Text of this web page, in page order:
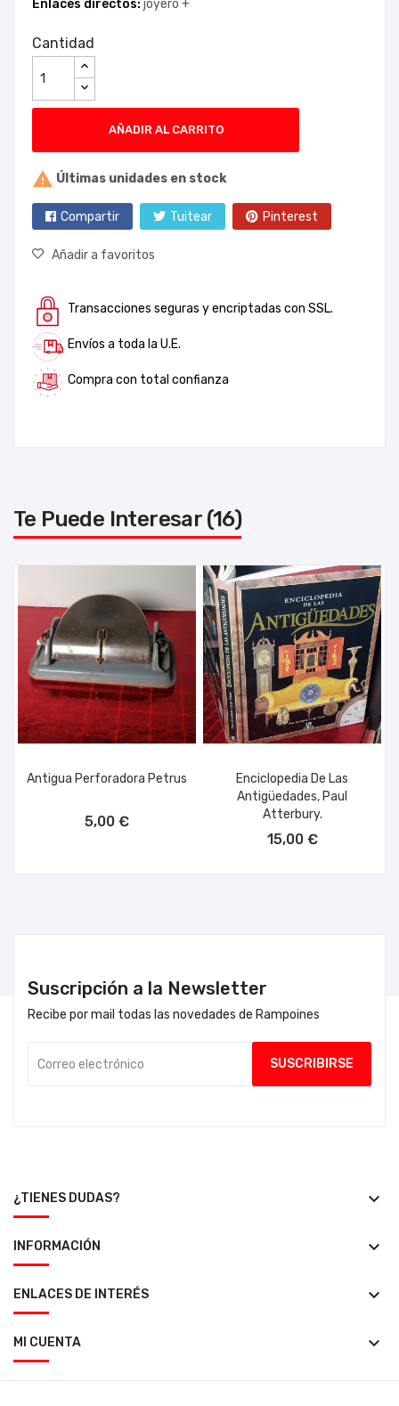
Enlaces directos: joyero +
Cantidad
AÑADIR AL CARRITO
 Últimas unidades en stock
Compartir Tuitear Pinterest
Añadir a favoritos
Transacciones seguras y encriptadas con SSL.
Envíos a toda la U.E.
Compra con total confianza
Te Puede Interesar (16)
Antigua Perforadora Petrus
5,00 €
Enciclopedia De Las
Antigüedades, Paul
Atterbury.
15,00 €
Suscripción a la Newsletter
Recibe por mail todas las novedades de Rampoines
¿TIENES DUDAS? keyboard_arrow_down
INFORMACIÓN keyboard_arrow_down
ENLACES DE INTERÉS keyboard_arrow_down
MI CUENTA keyboard_arrow_down